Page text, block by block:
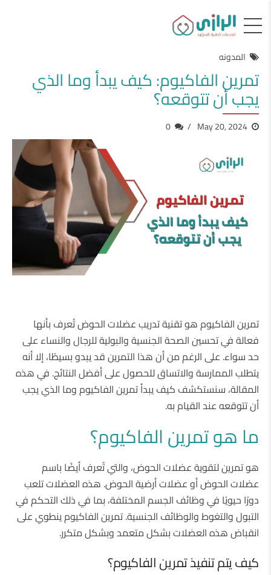
المدونه
تمرين الفاكيوم: كيف يبدأ وما الذي
يجب أن تتوقعه؟
May 20, 2024
0
تمرين الفاكيوم هو تقنية تدريب عضلات الحوض تُعرف بأنها
فعالة في تحسين الصحة الجنسية والبولية للرجال والنساء على
حد سواء. على الرغم من أن هذا التمرين قد يبدو بسيطًا، إلا أنه
يتطلب الممارسة والاتساق للحصول على أفضل النتائج. في هذه
المقالة، سنستكشف كيف يبدأ تمرين الفاكيوم وما الذي يجب
أن تتوقعه عند القيام به.
ما هو تمرين الفاكيوم؟
هو تمرين لتقوية عضلات الحوض، والتي تُعرف أيضًا باسم
عضلات الحوض أو عضلات أرضية الحوض. هذه العضلات تلعب
دورًا حيويًا في وظائف الجسم المختلفة، بما في ذلك التحكم في
التبول والتغوط والوظائف الجنسية. تمرين الفاكيوم ينطوي على
انقباض هذه العضلات بشكل متعمد وبشكل متكرر.
كيف يتم تنفيذ تمرين الفاكيوم؟